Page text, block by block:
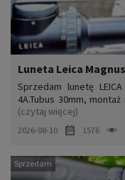
Luneta Leica
Sprzedam lunetę
4A.Tubus 30mm,
bez oznak
salonie
przy sprzedaży, tj;-luneta
(czytaj więcej)
2026-08-10 1576
Sprzedam